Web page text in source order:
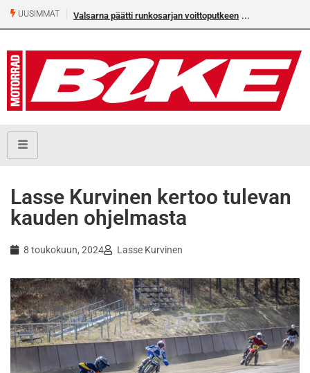
UUSIMMAT Älä missaa tämän kesän
Lasse Kurvinen kertoo tulevan
kauden ohjelmasta
8 toukokuun, 2024 Lasse Kurvinen